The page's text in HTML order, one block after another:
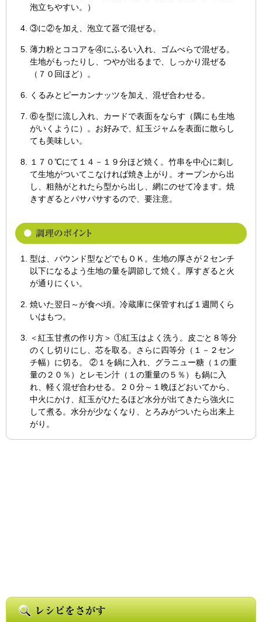
泡立ちやすい。）
③に②を加え、泡立て器で混ぜる。
薄力粉とココアを④にふるい入れ、ゴムべらで混ぜる。
生地がもったりし、つやが出るまで、しっかり混ぜる
（７０回ほど）。
くるみとピーカンナッツを加え、混ぜ合わせる。
⑥を型に流し入れ、カードで表面をならす（隅にも生地
がいくように）。お好みで、紅玉ジャムを表面に散らし
ても美味しい。
１７０℃にて１４－１９分ほど焼く。竹串を中心に刺し
て生地がついてこなければ焼き上がり。オーブンから出
し、粗熱がとれたら型から出し、網にのせて冷ます。焼
きすぎるとパサパサするので、要注意。
型は、パウンド型などでもＯＫ。生地の厚さが２センチ
以下になるよう生地の量を調節して焼く。厚すぎると火
が通りにくい。
焼いた翌日～が食べ頃。冷蔵庫に保管すれば１週間くら
いはもつ。
＜紅玉甘煮の作り方＞ ①紅玉はよく洗う。皮ごと８等分
のくし切りにし、芯を取る。さらに四等分（１－２セン
チ幅）に切る。 ②１を鍋に入れ、グラニュー糖（１の重
量の２０％）とレモン汁（１の重量の５％）も鍋に入
れ、軽く混ぜ合わせる。２０分～１晩ほどおいてから、
中火にかけ、紅玉がひたるほど水分が出てきたら強火に
して煮る。水分が少なくなり、とろみがついたら出来上
がり。